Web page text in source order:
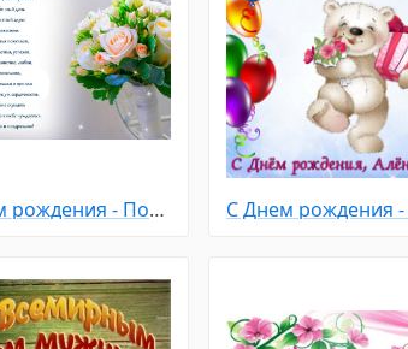
С Днем рождения - Подруге